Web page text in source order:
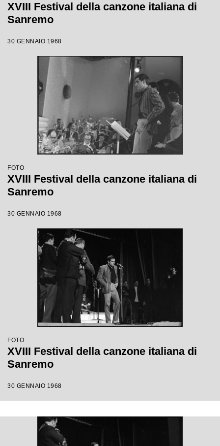
XVIII Festival della canzone italiana di
Sanremo
30 GENNAIO 1968
FOTO
XVIII Festival della canzone italiana di
Sanremo
30 GENNAIO 1968
FOTO
XVIII Festival della canzone italiana di
Sanremo
30 GENNAIO 1968